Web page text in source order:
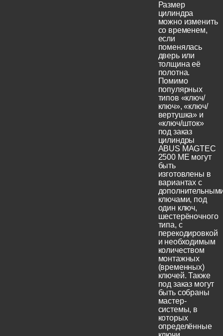
Размер
цилиндра
можно изменить
со временем,
если
поменялась
дверь или
толщина её
полотна.
Помимо
популярных
типов «ключ/
ключ», «ключ/
вертушка» и
«ключ/шток»
под заказ
цилиндры
ABUS MAGTEC
2500 ME могут
быть
изготовлены в
вариантах с
ключами, под
один ключ,
шестерёночного
типа, с
перекодировкой
и необходимым
количеством
монтажных
(временных)
ключей. Также
под заказ могут
быть собраны
мастер-
системы, в
которых
определённые